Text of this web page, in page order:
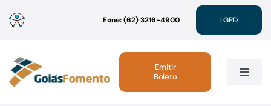
para
conteúdo
Fone: (62) 3216-4900 LGPD
Toggle
Emitir
Boleto